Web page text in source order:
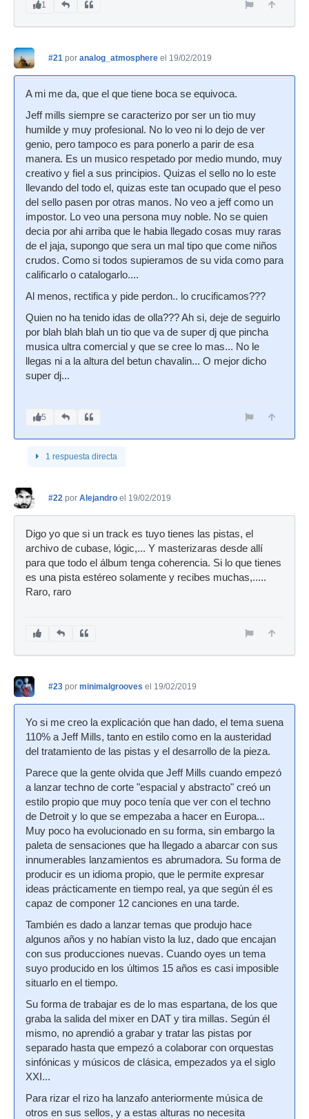
1
#21 por analog_atmosphere el 19/02/2019
A mi me da, que el que tiene boca se equivoca.
Jeff mills siempre se caracterizo por ser un tio muy
humilde y muy profesional. No lo veo ni lo dejo de ver
genio, pero tampoco es para ponerlo a parir de esa
manera. Es un musico respetado por medio mundo, muy
creativo y fiel a sus principios. Quizas el sello no lo este
llevando del todo el, quizas este tan ocupado que el peso
del sello pasen por otras manos. No veo a jeff como un
impostor. Lo veo una persona muy noble. No se quien
decia por ahi arriba que le habia llegado cosas muy raras
de el jaja, supongo que sera un mal tipo que come niños
crudos. Como si todos supieramos de su vida como para
calificarlo o catalogarlo....
Al menos, rectifica y pide perdon.. lo crucificamos???
Quien no ha tenido idas de olla??? Ah si, deje de seguirlo
por blah blah blah un tio que va de super dj que pincha
musica ultra comercial y que se cree lo mas... No le
llegas ni a la altura del betun chavalin... O mejor dicho
super dj...
5
1 respuesta directa
#22 por Alejandro el 19/02/2019
Digo yo que si un track es tuyo tienes las pistas, el
archivo de cubase, lógic,... Y masterizaras desde allí
para que todo el álbum tenga coherencia. Si lo que tienes
es una pista estéreo solamente y recibes muchas,.....
Raro, raro
#23 por minimalgrooves el 19/02/2019
Yo si me creo la explicación que han dado, el tema suena
110% a Jeff Mills, tanto en estilo como en la austeridad
del tratamiento de las pistas y el desarrollo de la pieza.
Parece que la gente olvida que Jeff Mills cuando empezó
a lanzar techno de corte "espacial y abstracto" creó un
estilo propio que muy poco tenía que ver con el techno
de Detroit y lo que se empezaba a hacer en Europa...
Muy poco ha evolucionado en su forma, sin embargo la
paleta de sensaciones que ha llegado a abarcar con sus
innumerables lanzamientos es abrumadora. Su forma de
producir es un idioma propio, que le permite expresar
ideas prácticamente en tiempo real, ya que según él es
capaz de componer 12 canciones en una tarde.
También es dado a lanzar temas que produjo hace
algunos años y no habían visto la luz, dado que encajan
con sus producciones nuevas. Cuando oyes un tema
suyo producido en los últimos 15 años es casi imposible
situarlo en el tiempo.
Su forma de trabajar es de lo mas espartana, de los que
graba la salida del mixer en DAT y tira millas. Según él
mismo, no aprendió a grabar y tratar las pistas por
separado hasta que empezó a colaborar con orquestas
sinfónicas y músicos de clásica, empezados ya el siglo
XXI...
Para rizar el rizo ha lanzafo anteriormente música de
otros en sus sellos, y a estas alturas no necesita